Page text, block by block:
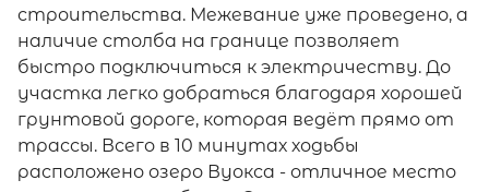
строительства. Межевание уже проведено, а
наличие столба на границе позволяет
быстро подключиться к электричеству. До
участка легко добраться благодаря хорошей
грунтовой дороге, которая ведёт прямо от
трассы. Всего в 10 минутах ходьбы
расположено озеро Вуокса - отличное место